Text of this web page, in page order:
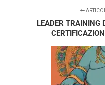
LEADER TRAINING